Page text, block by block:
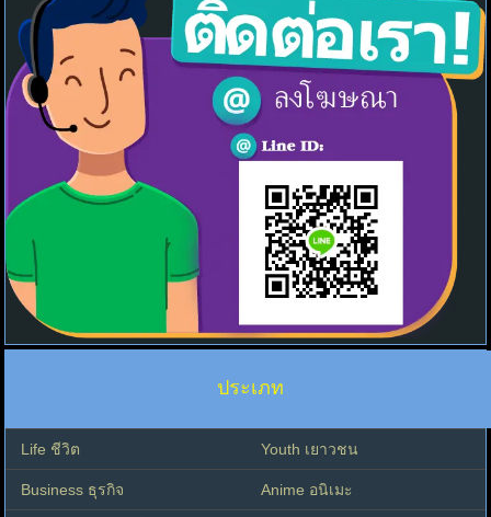
ประเภท
Life ชีวิต Youth เยาวชน
Business ธุรกิจ Anime อนิเมะ